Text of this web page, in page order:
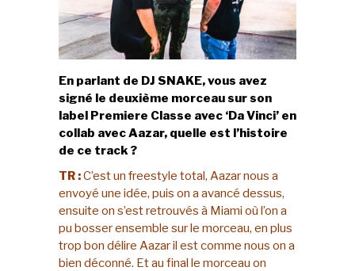
En parlant de DJ SNAKE, vous avez
signé le deuxième morceau sur son
label Premiere Classe avec ‘Da Vinci’ en
collab avec Aazar, quelle est l’histoire
de ce track ?
TR :C’est un freestyle total, Aazar nous a
envoyé une idée, puis on a avancé dessus,
ensuite on s’est retrouvés à Miami où l’on a
pu bosser ensemble sur le morceau, en plus
trop bon délire Aazar il est comme nous on a
bien déconné. Et au final le morceau on